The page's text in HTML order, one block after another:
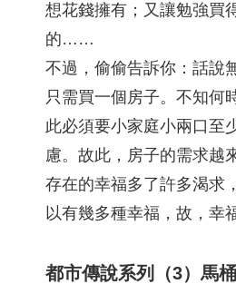
想花錢擁有；又讓勉強買
的……
不過，偷偷告訴你：話說
只需買一個房子。不知何
此必須要小家庭小兩口至
慮。故此，房子的需求越
存在的幸福多了許多渴求
以有幾多種幸福，故，幸
都市傳說系列（3）馬